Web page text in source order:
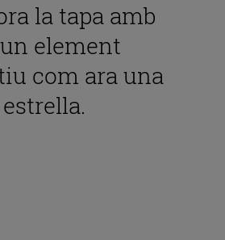
la tapa amb
element
com ara una
estrella.